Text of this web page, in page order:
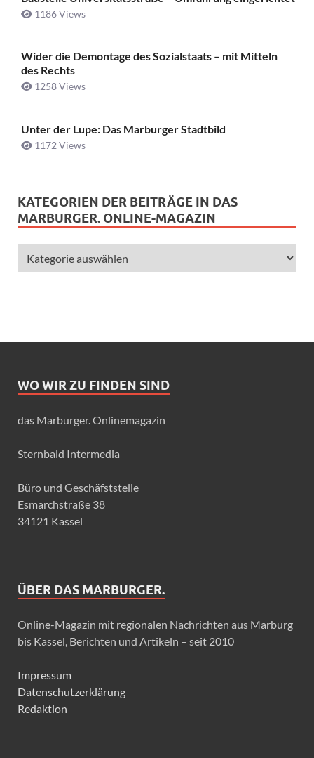
1186 Views
Wider die Demontage des Sozialstaats – mit Mitteln
des Rechts
1258 Views
Unter der Lupe: Das Marburger Stadtbild
1172 Views
KATEGORIEN DER BEITRÄGE IN DAS
MARBURGER. ONLINE-MAGAZIN
WO WIR ZU FINDEN SIND
das Marburger. Onlinemagazin
Sternbald Intermedia
Büro und Geschäfststelle
Esmarchstraße 38
34121 Kassel
ÜBER DAS MARBURGER.
Online-Magazin mit regionalen Nachrichten aus Marburg
bis Kassel, Berichten und Artikeln – seit 2010
Impressum
Datenschutzerklärung
Redaktion